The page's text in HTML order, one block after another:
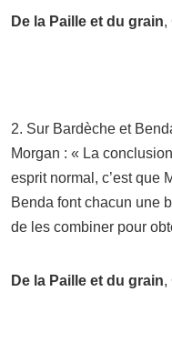
De la Paille et du grain,
2. Sur Bardèche et
Morgan : « La
esprit normal, c’est que
Benda font chacun une
de les combiner pour
De la Paille et du grain,